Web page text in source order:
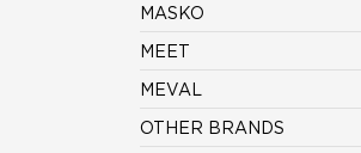
MASKO
MEET
MEVAL
OTHER BRANDS